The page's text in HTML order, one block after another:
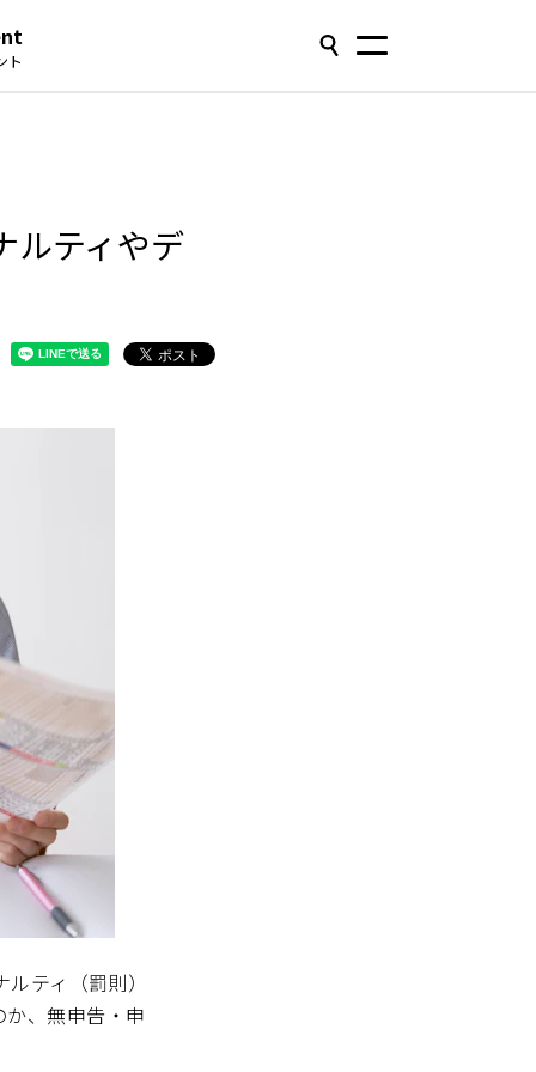
ト
ルティやデ
ティ（罰則）
、無申告・申